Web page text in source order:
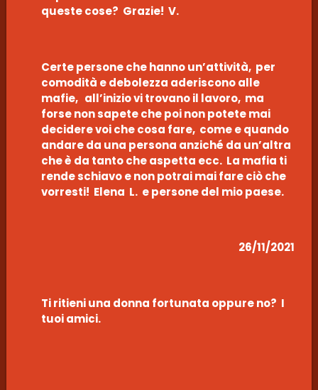
queste cose? Grazie! V.
Certe persone che hanno un’attività, per
comodità e debolezza aderiscono alle
mafie, all’inizio vi trovano il lavoro, ma
forse non sapete che poi non potete mai
decidere voi che cosa fare, come e quando
andare da una persona anziché da un’altra
che è da tanto che aspetta ecc. La mafia ti
rende schiavo e non potrai mai fare ciò che
vorresti! Elena L. e persone del mio paese.
26/11/2021
Ti ritieni una donna fortunata oppure no? I
tuoi amici.